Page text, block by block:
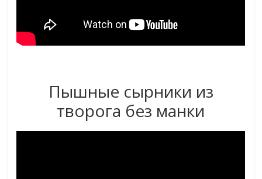
Пышные сырники из
творога без манки